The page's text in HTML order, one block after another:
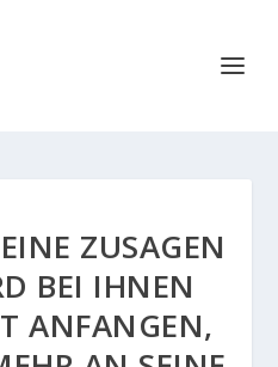
ZUSAGEN
BEI IHNEN
ANFANGEN,